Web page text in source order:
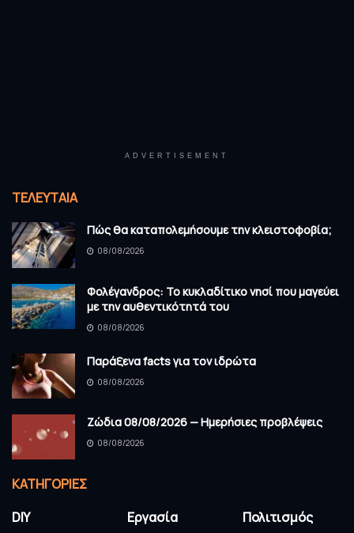
ADVERTISEMENT
ΤΕΛΕΥΤΑΊΑ
Πώς θα καταπολεμήσουμε την κλειστοφοβία;
08/08/2026
Φολέγανδρος: Το κυκλαδίτικο νησί που μαγεύει
με την αυθεντικότητά του
08/08/2026
Παράξενα facts για τον ιδρώτα
08/08/2026
Ζώδια 08/08/2026 — Ημερήσιες προβλέψεις
08/08/2026
KΑΤΗΓΟΡΊΕΣ
DIY
Εργασία
Πολιτισμός